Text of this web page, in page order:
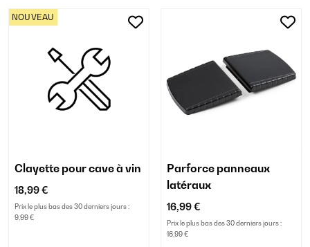
Clayette pour cave à vin
18,99 €
Prix le plus bas des 30 derniers jours :
9,99 €
NOUVEAU
Parforce panneaux
latéraux
16,99 €
Prix le plus bas des 30 derniers jours :
16,99 €